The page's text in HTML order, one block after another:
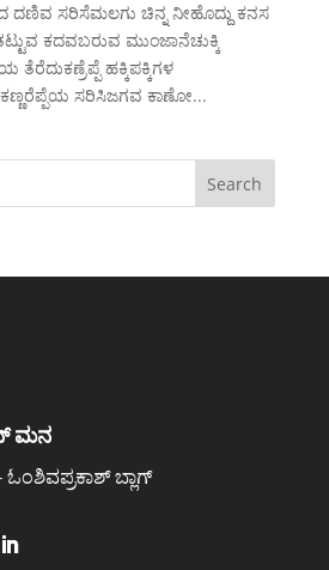
ದಣಿವ ಸರಿಸೆಮಲಗು ಚಿನ್ನ ನೀಹೊದ್ದು ಕನಸ
ಕದವಬರುವ ಮುಂಜಾನೆಚುಕ್ಕಿ
ತೆರೆದುಕಣ್ರೆಪ್ಪೆ ಹಕ್ಕಿಪಕ್ಕಿಗಳ
ಸರಿಸಿಜಗವ ಕಾಣೋ...
ಮನ
ಬ್ಲಾಗ್